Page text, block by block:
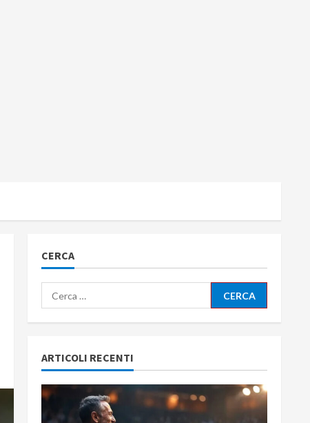
CERCA
Ricerca
per:
ARTICOLI RECENTI